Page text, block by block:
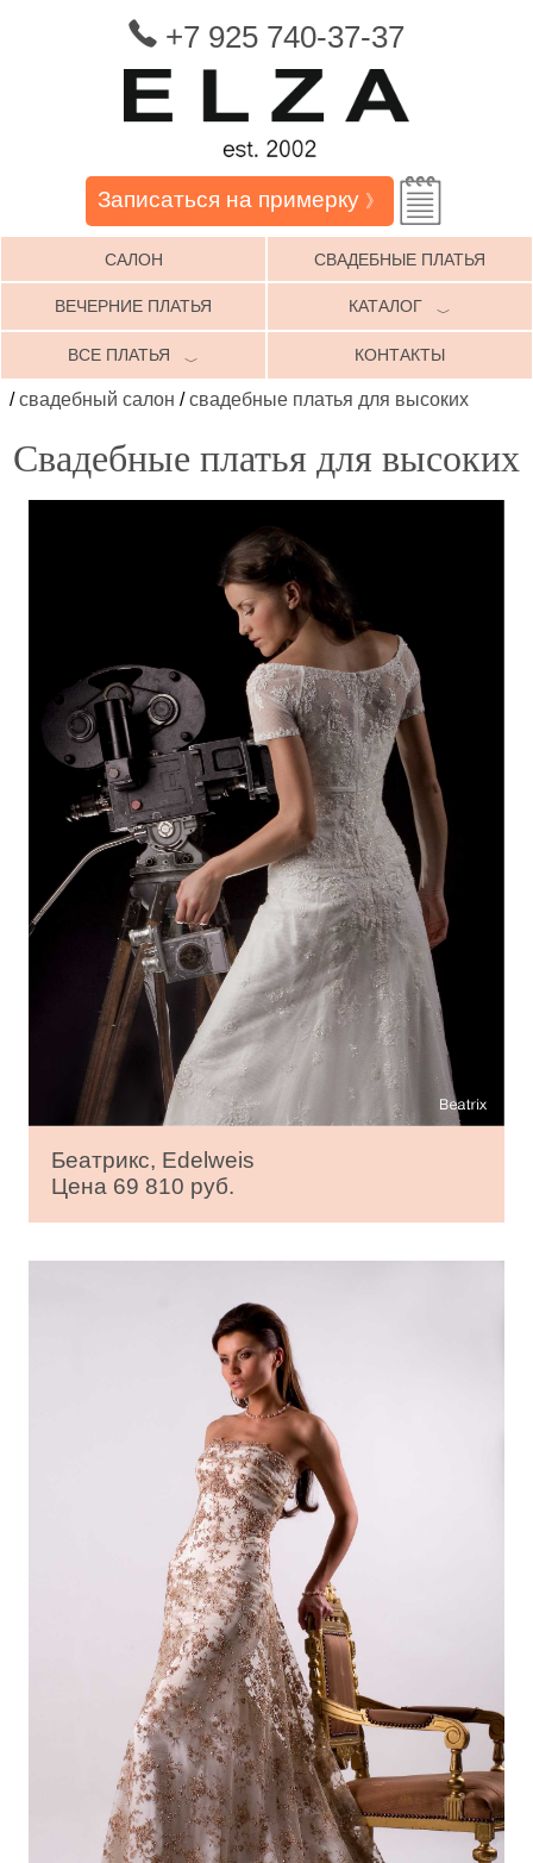
+7 925 740-37-37
Записаться на примерку 》
САЛОН СВАДЕБНЫЕ ПЛАТЬЯ
ВЕЧЕРНИЕ ПЛАТЬЯ КАТАЛОГ ﹀
ВСЕ ПЛАТЬЯ ﹀ КОНТАКТЫ
/свадебный салон /свадебные платья для высоких
Свадебные платья для высоких
Беатрикс, Edelweis
Цена 69 810 руб.